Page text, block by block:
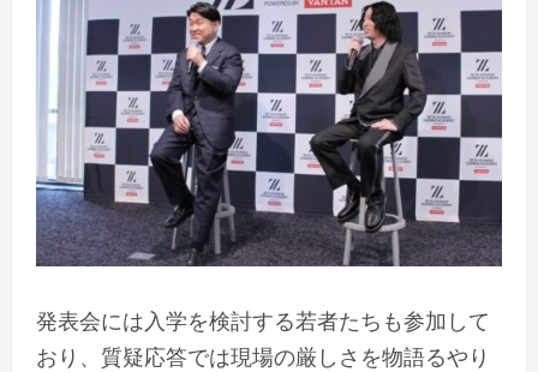
発表会には入学を検討する若者たちも参加して
おり、質疑応答では現場の厳しさを物語るやり